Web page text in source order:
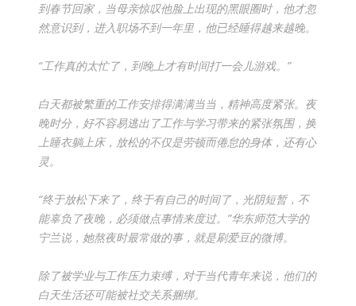
到春节回家，当母亲惊叹他脸上出现的黑眼圈时，他才忽
然意识到，进入职场不到一年里，他已经睡得越来越晚。
“工作真的太忙了，到晚上才有时间打一会儿游戏。”
白天都被繁重的工作安排得满满当当，精神高度紧张。夜
晚时分，好不容易逃出了工作与学习带来的紧张氛围，换
上睡衣躺上床，放松的不仅是劳顿而倦怠的身体，还有心
灵。
“终于放松下来了，终于有自己的时间了，光阴短暂，不
能辜负了夜晚，必须做点事情来度过。”华东师范大学的
宁兰说，她熬夜时最常做的事，就是刷爱豆的微博。
除了被学业与工作压力束缚，对于当代青年来说，他们的
白天生活还可能被社交关系捆绑。